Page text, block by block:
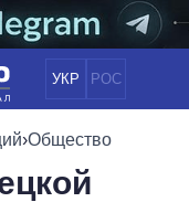
УКР РОС
›Общество